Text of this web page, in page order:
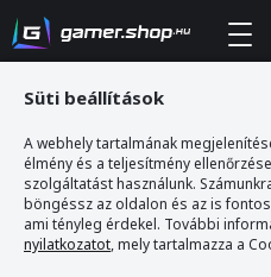
Gamer webshop >MSI Modern
Süti beállítások
A webhely tartalmának
élmény és a teljesítmény
szolgáltatást használunk.
böngéssz az oldalon és az is
ami tényleg érdekel. További
nyilatkozatot, mely tartalmazza a